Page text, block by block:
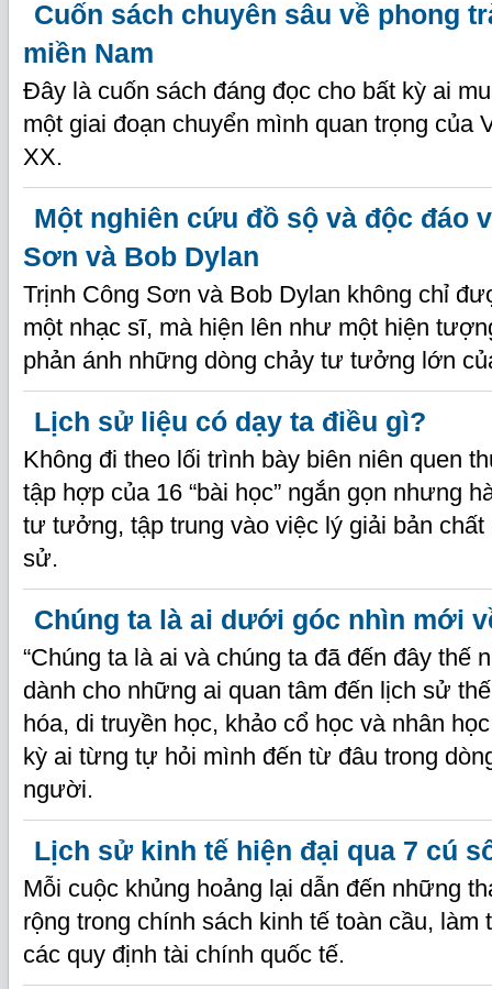
Cuốn sách chuyên sâu về phong
miền Nam
Đây là cuốn sách đáng đọc cho bất kỳ ai
một giai đoạn chuyển mình quan trọng của
XX.
Một nghiên cứu đồ sộ và độc đáo
Sơn và Bob Dylan
Trịnh Công Sơn và Bob Dylan không chỉ
một nhạc sĩ, mà hiện lên như một hiện
phản ánh những dòng chảy tư tưởng lớn
Lịch sử liệu có dạy ta điều gì?
Không đi theo lối trình bày biên niên quen
tập hợp của 16 “bài học” ngắn gọn nhưng
tư tưởng, tập trung vào việc lý giải bản chất
sử.
Chúng ta là ai dưới góc nhìn mới
“Chúng ta là ai và chúng ta đã đến đây thế
dành cho những ai quan tâm đến lịch sử
hóa, di truyền học, khảo cổ học và nhân
kỳ ai từng tự hỏi mình đến từ đâu trong
người.
Lịch sử kinh tế hiện đại qua 7 cú
Mỗi cuộc khủng hoảng lại dẫn đến những
rộng trong chính sách kinh tế toàn cầu, làm
các quy định tài chính quốc tế.